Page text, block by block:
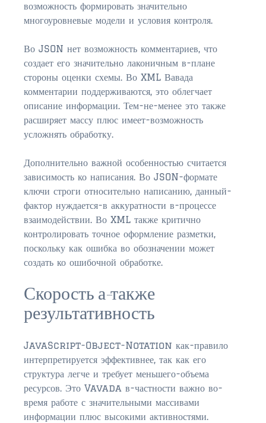
возможность формировать значительно
многоуровневые модели и условия контроля.
Во JSON нет возможность комментариев, что
создает его значительно лаконичным в-плане
стороны оценки схемы. Во XML Вавада
комментарии поддерживаются, это облегчает
описание информации. Тем-не-менее это также
расширяет массу плюс имеет-возможность
усложнять обработку.
Дополнительно важной особенностью считается
зависимость ко написания. Во JSON-формате
ключи строги относительно написанию, данный-
фактор нуждается-в аккуратности в-процессе
взаимодействии. Во XML также критично
контролировать точное оформление разметки,
поскольку как ошибка во обозначении может
создать ко ошибочной обработке.
Скорость а-также
результативность
JavaScript-Object-Notation как-правило
интерпретируется эффективнее, так как его
структура легче и требует меньшего-объема
ресурсов. Это Vavada в-частности важно во-
время работе с значительными массивами
информации плюс высокими активностями.